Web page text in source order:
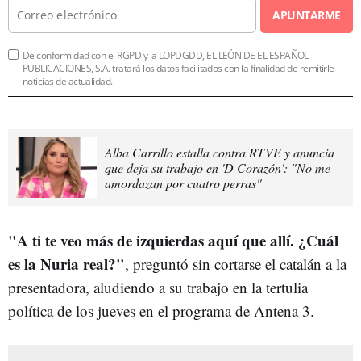
APUNTARME
De conformidad con el RGPD y la LOPDGDD, EL LEÓN DE EL ESPAÑOL
PUBLICACIONES, S.A. tratará los datos facilitados con la finalidad de remitirle
noticias de actualidad.
Alba Carrillo estalla contra RTVE y anuncia
que deja su trabajo en 'D Corazón': "No me
amordazan por cuatro perras"
"A ti te veo más de izquierdas aquí que allí. ¿Cuál
es la Nuria real?", preguntó sin cortarse el catalán a la
presentadora, aludiendo a su trabajo en la tertulia
política de los jueves en el programa de Antena 3.